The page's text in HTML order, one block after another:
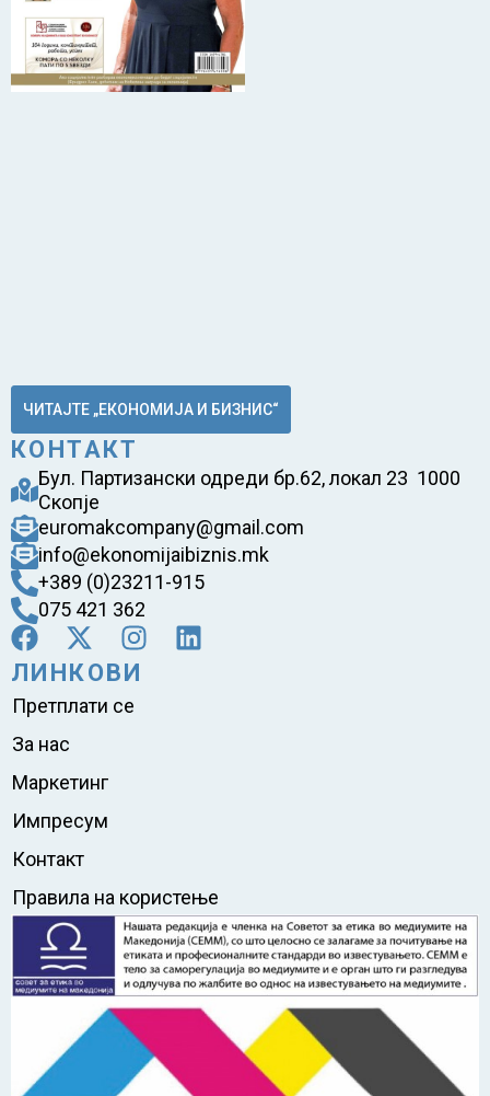
ЧИТАЈТЕ „ЕКОНОМИЈА И БИЗНИС“
КОНТАКТ
Бул. Партизански одреди бр.62, локал 23 1000
Скопје
euromakcompany@gmail.com
info@ekonomijaibiznis.mk
+389 (0)23211-915
075 421 362
ЛИНКОВИ
Претплати се
За нас
Маркетинг
Импресум
Контакт
Правила на користење